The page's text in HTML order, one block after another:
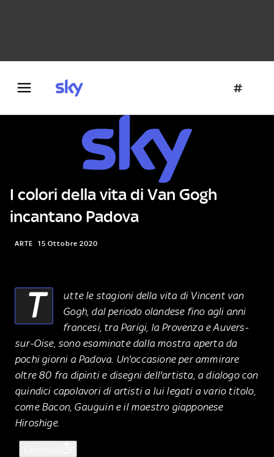
I colori della vita di Van Gogh
incantano Padova
ARTE 15 Ottobre 2020
T
utte le stagioni della vita di Vincent van
Gogh, dal periodo olandese fino agli anni
francesi, tra Parigi, la Provenza e Auvers-
sur-Oise, sono esaminate dalla mostra aperta da
pochi giorni a Padova. Un'occasione per ammirare
oltre 80 fra dipinti e disegni dell'artista, a dialogo con
quindici capolavori di artisti a lui legati a vario titolo,
come Bacon, Gauguin e il maestro giapponese
Hiroshige.